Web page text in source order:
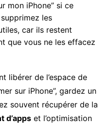
mon iPhone” si ce
les
car ils restent
que vous ne les effacez
libérer de l’espace de
sur iPhone”, gardez un
souvent récupérer de la
d’appset l’optimisation